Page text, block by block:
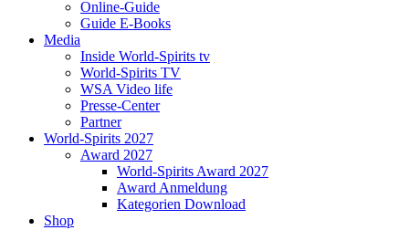
Online-Guide
Guide E-Books
Media
Inside World-Spirits tv
World-Spirits TV
WSA Video life
Presse-Center
Partner
World-Spirits 2027
Award 2027
World-Spirits Award 2027
Award Anmeldung
Kategorien Download
Shop